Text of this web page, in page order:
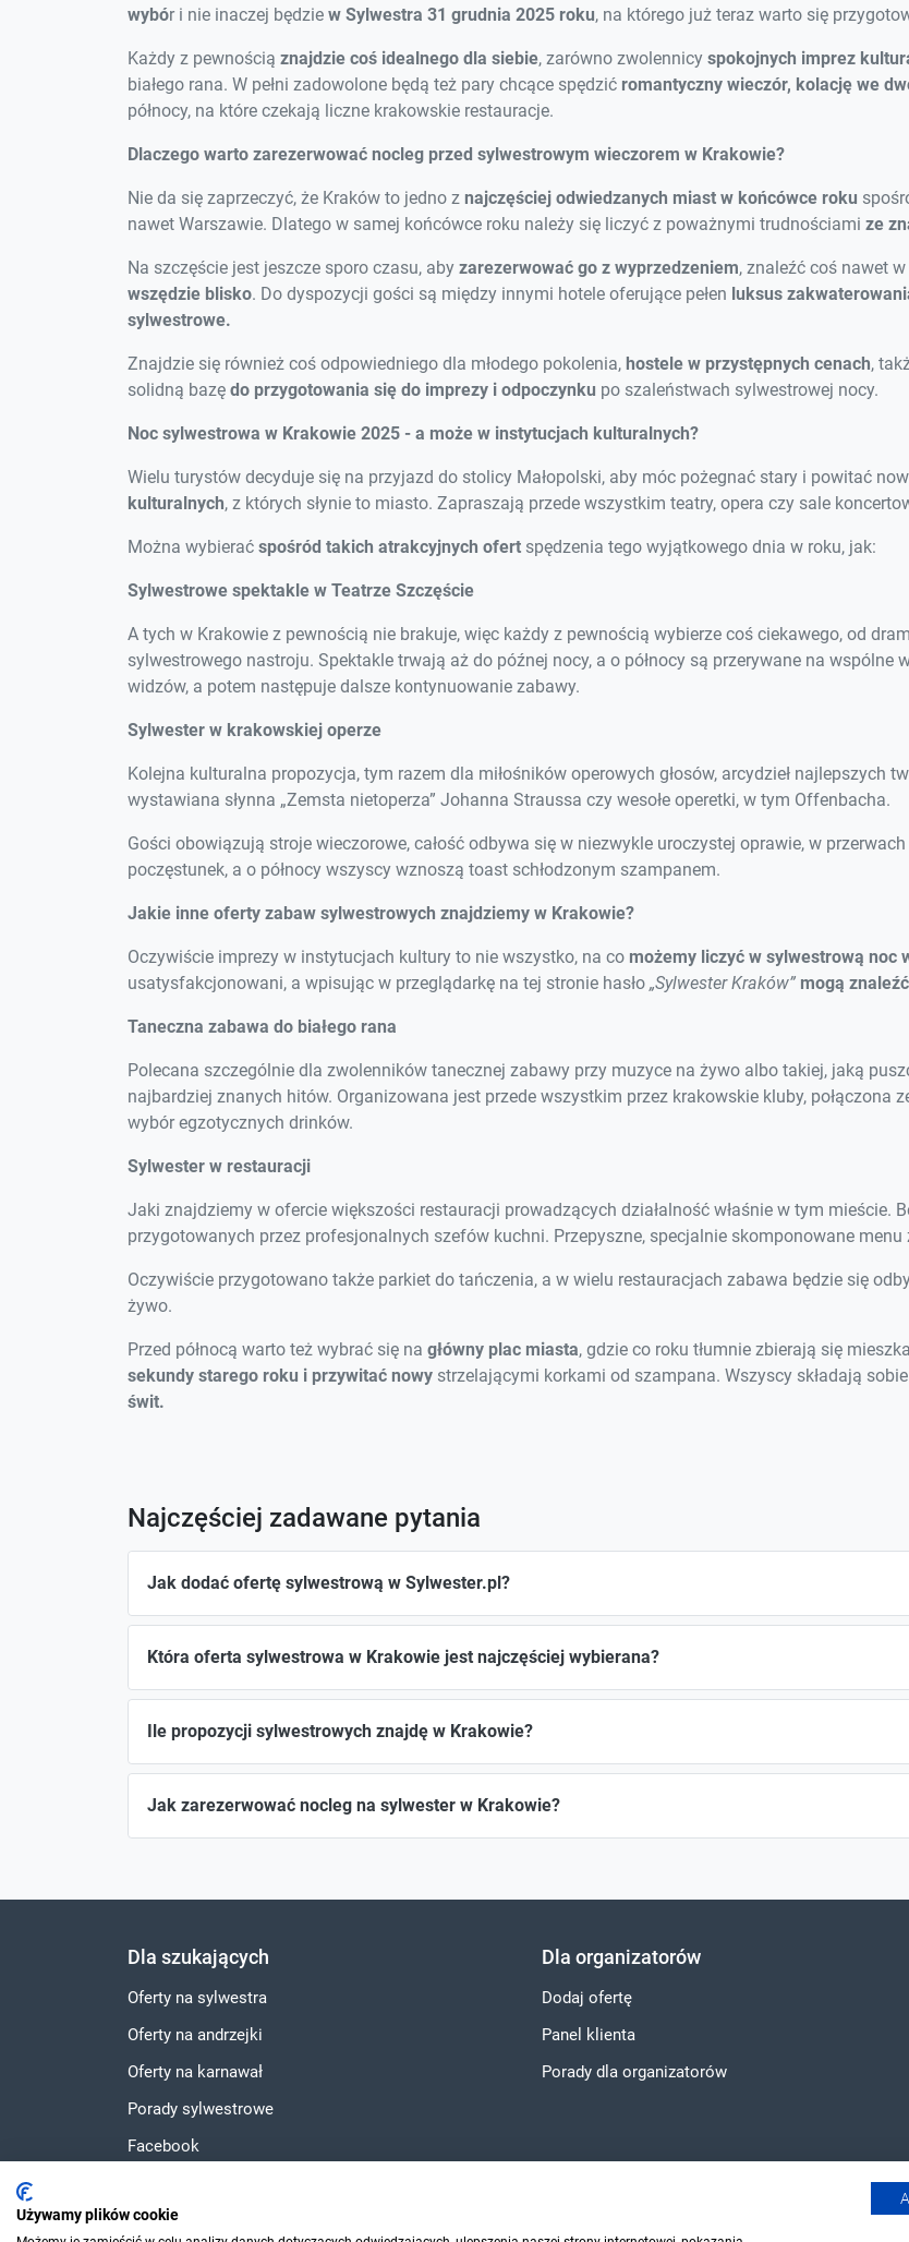
wybór i nie inaczej będzie w Sylwestra 31 grudnia 2025 roku, na którego już teraz warto się
Każdy z pewnością znajdzie coś idealnego dla siebie, zarówno zwolennicy spokojnych imprez
białego rana. W pełni zadowolone będą też pary chcące spędzić romantyczny wieczór, kolację we
północy, na które czekają liczne krakowskie restauracje.
Dlaczego warto zarezerwować nocleg przed sylwestrowym wieczorem w Krakowie?
Nie da się zaprzeczyć, że Kraków to jedno z najczęściej odwiedzanych miast w końcówce roku
nawet Warszawie. Dlatego w samej końcówce roku należy się liczyć z poważnymi trudnościami ze
Na szczęście jest jeszcze sporo czasu, aby zarezerwować go z wyprzedzeniem, znaleźć coś nawet
wszędzie blisko. Do dyspozycji gości są między innymi hotele oferujące pełen luksus
sylwestrowe.
Znajdzie się również coś odpowiedniego dla młodego pokolenia, hostele w przystępnych cenach,
solidną bazę do przygotowania się do imprezy i odpoczynku po szaleństwach sylwestrowej nocy.
Noc sylwestrowa w Krakowie 2025 - a może w instytucjach kulturalnych?
Wielu turystów decyduje się na przyjazd do stolicy Małopolski, aby móc pożegnać stary i powitać
kulturalnych, z których słynie to miasto. Zapraszają przede wszystkim teatry, opera czy sale
Można wybierać spośród takich atrakcyjnych ofert spędzenia tego wyjątkowego dnia w roku, jak:
Sylwestrowe spektakle w Teatrze Szczęście
A tych w Krakowie z pewnością nie brakuje, więc każdy z pewnością wybierze coś ciekawego, od
sylwestrowego nastroju. Spektakle trwają aż do późnej nocy, a o północy są przerywane na
widzów, a potem następuje dalsze kontynuowanie zabawy.
Sylwester w krakowskiej operze
Kolejna kulturalna propozycja, tym razem dla miłośników operowych głosów, arcydzieł najlepszych
wystawiana słynna „Zemsta nietoperza” Johanna Straussa czy wesołe operetki, w tym Offenbacha.
Gości obowiązują stroje wieczorowe, całość odbywa się w niezwykle uroczystej oprawie, w
poczęstunek, a o północy wszyscy wznoszą toast schłodzonym szampanem.
Jakie inne oferty zabaw sylwestrowych znajdziemy w Krakowie?
Oczywiście imprezy w instytucjach kultury to nie wszystko, na co możemy liczyć w sylwestrową noc
usatysfakcjonowani, a wpisując w przeglądarkę na tej stronie hasło „Sylwester Kraków” mogą
Taneczna zabawa do białego rana
Polecana szczególnie dla zwolenników tanecznej zabawy przy muzyce na żywo albo takiej, jaką
najbardziej znanych hitów. Organizowana jest przede wszystkim przez krakowskie kluby, połączona
wybór egzotycznych drinków.
Sylwester w restauracji
Jaki znajdziemy w ofercie większości restauracji prowadzących działalność właśnie w tym mieście.
przygotowanych przez profesjonalnych szefów kuchni. Przepyszne, specjalnie skomponowane
Oczywiście przygotowano także parkiet do tańczenia, a w wielu restauracjach zabawa będzie się
żywo.
Przed północą warto też wybrać się na główny plac miasta, gdzie co roku tłumnie zbierają się
sekundy starego roku i przywitać nowy strzelającymi korkami od szampana. Wszyscy składają
świt.
Najczęściej zadawane pytania
Jak dodać ofertę sylwestrową w Sylwester.pl?
Która oferta sylwestrowa w Krakowie jest najczęściej wybierana?
Ile propozycji sylwestrowych znajdę w Krakowie?
Jak zarezerwować nocleg na sylwester w Krakowie?
Dla szukających
Oferty na sylwestra
Oferty na andrzejki
Oferty na karnawał
Porady sylwestrowe
Facebook
YouTube
Dla organizatorów
Dodaj ofertę
Panel klienta
Porady dla organizatorów
Używamy plików cookie